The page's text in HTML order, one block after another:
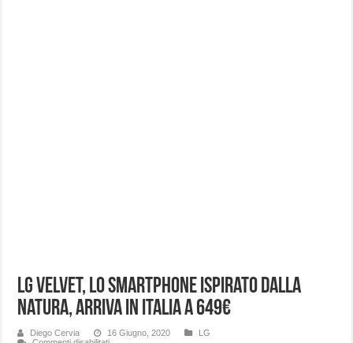
LG Velvet, lo smartphone ispirato dalla
natura, arriva in Italia a 649€
Diego Cervia 16 Giugno, 2020
LG
su